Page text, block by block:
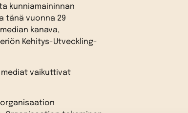
kunniamaininnan
tänä vuonna 29
kanava,
Kehitys-Utveckling-
vaikuttivat